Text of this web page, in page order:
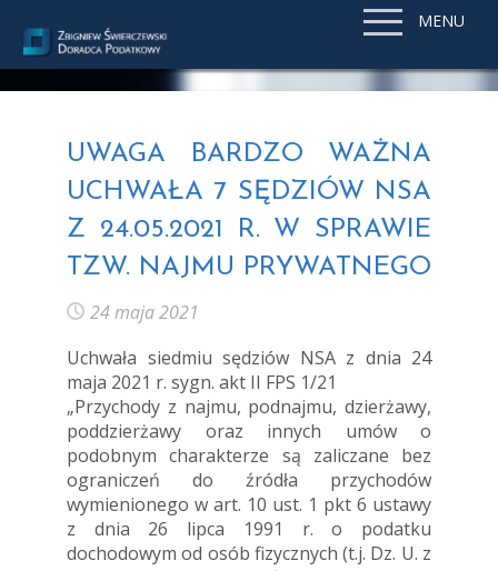
MENU
UWAGA BARDZO WAŻNA
UCHWAŁA 7 SĘDZIÓW NSA
Z 24.05.2021 R. W SPRAWIE
TZW. NAJMU PRYWATNEGO
24 maja 2021
Uchwała siedmiu sędziów NSA z dnia 24
maja 2021 r. sygn. akt II FPS 1/21
„Przychody z najmu, podnajmu, dzierżawy,
poddzierżawy oraz innych umów o
podobnym charakterze są zaliczane bez
ograniczeń do źródła przychodów
wymienionego w art. 10 ust. 1 pkt 6 ustawy
z dnia 26 lipca 1991 r. o podatku
dochodowym od osób fizycznych (t.j. Dz. U. z